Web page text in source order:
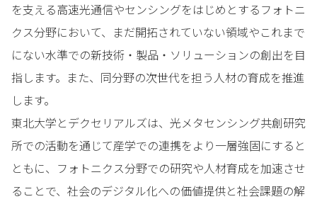
を支える高速光通信やセンシングをはじめとするフォトニ
クス分野において、まだ開拓されていない領域やこれまで
にない水準での新技術・製品・ソリューションの創出を目
指します。また、同分野の次世代を担う人材の育成を推進
します。
東北大学とデクセリアルズは、光メタセンシング共創研究
所での活動を通じて産学での連携をより一層強固にすると
ともに、フォトニクス分野での研究や人材育成を加速させ
ることで、社会のデジタル化への価値提供と社会課題の解